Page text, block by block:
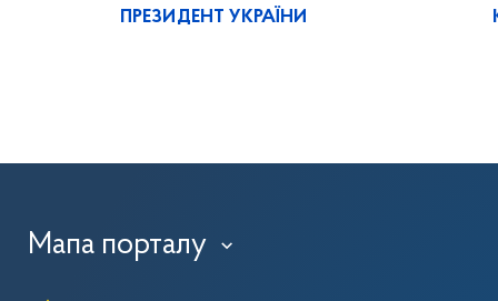
ПРЕЗИДЕНТ УКРАЇНИ
Мапа порталу ›